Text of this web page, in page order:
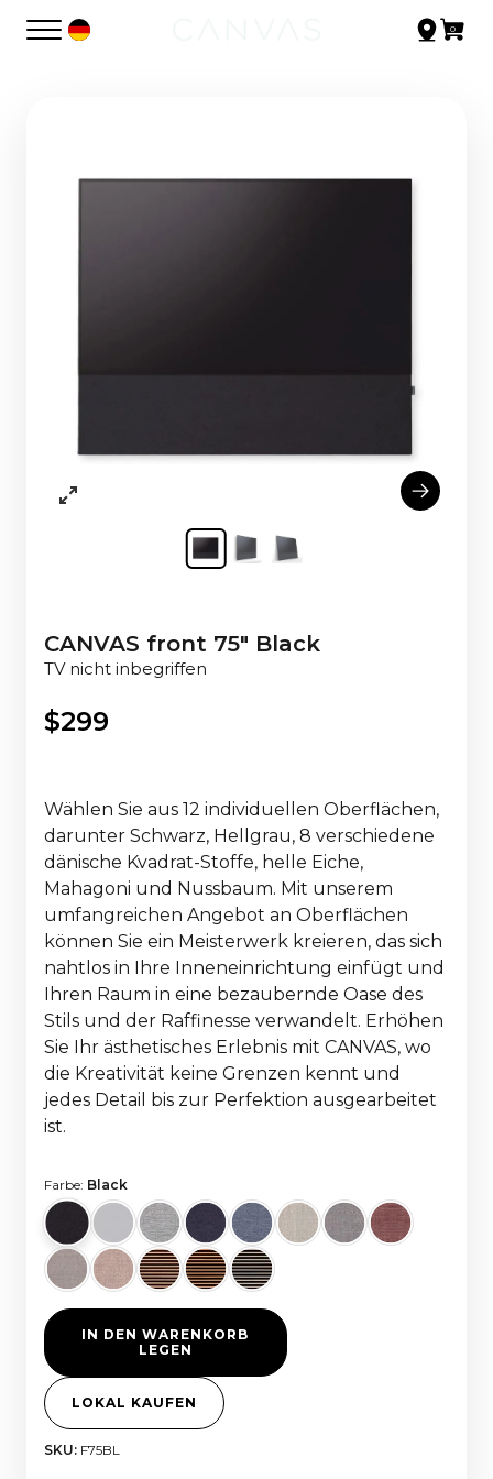
CANVAS front 75" Black
TV nicht inbegriffen
$299
Wählen Sie aus 12 individuellen Oberflächen,
darunter Schwarz, Hellgrau, 8 verschiedene
dänische Kvadrat-Stoffe, helle Eiche,
Mahagoni und Nussbaum. Mit unserem
umfangreichen Angebot an Oberflächen
können Sie ein Meisterwerk kreieren, das sich
nahtlos in Ihre Inneneinrichtung einfügt und
Ihren Raum in eine bezaubernde Oase des
Stils und der Raffinesse verwandelt. Erhöhen
Sie Ihr ästhetisches Erlebnis mit CANVAS, wo
die Kreativität keine Grenzen kennt und
jedes Detail bis zur Perfektion ausgearbeitet
ist.
Farbe: Black
IN DEN WARENKORB
LEGEN
LOKAL KAUFEN
SKU: F75BL